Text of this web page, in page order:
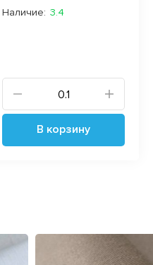
Наличие: 3.4
В корзину